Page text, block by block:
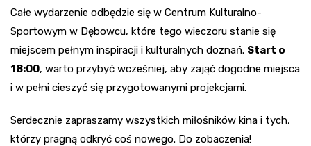
Całe wydarzenie odbędzie się w Centrum Kulturalno-
Sportowym w Dębowcu, które tego wieczoru stanie się
miejscem pełnym inspiracji i kulturalnych doznań. Start o
18:00, warto przybyć wcześniej, aby zająć dogodne miejsca
i w pełni cieszyć się przygotowanymi projekcjami.
Serdecznie zapraszamy wszystkich miłośników kina i tych,
którzy pragną odkryć coś nowego. Do zobaczenia!